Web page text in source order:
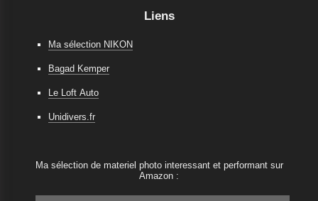
Liens
Ma sélection NIKON
Bagad Kemper
Le Loft Auto
Unidivers.fr
Ma sélection de materiel photo interessant et performant sur
Amazon :